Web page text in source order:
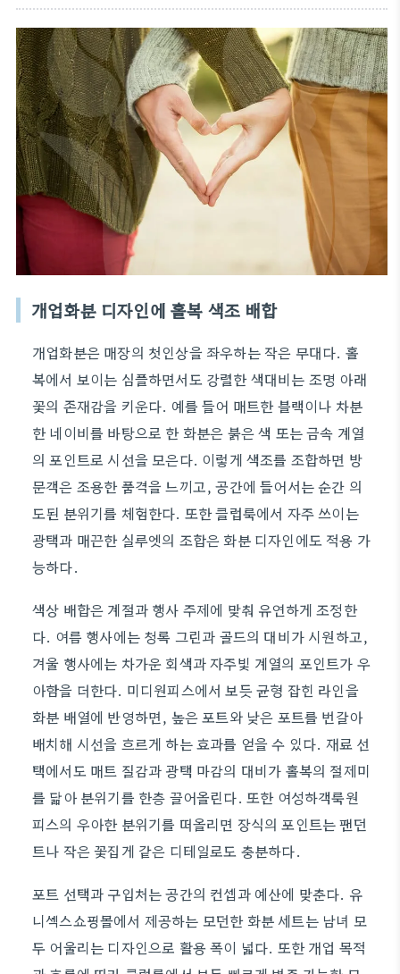
개업화분 디자인에 홀복 색조 배합
개업화분은 매장의 첫인상을 좌우하는 작은 무대다. 홀
복에서 보이는 심플하면서도 강렬한 색대비는 조명 아래
꽃의 존재감을 키운다. 예를 들어 매트한 블랙이나 차분
한 네이비를 바탕으로 한 화분은 붉은 색 또는 금속 계열
의 포인트로 시선을 모은다. 이렇게 색조를 조합하면 방
문객은 조용한 품격을 느끼고, 공간에 들어서는 순간 의
도된 분위기를 체험한다. 또한 클럽룩에서 자주 쓰이는
광택과 매끈한 실루엣의 조합은 화분 디자인에도 적용 가
능하다.
색상 배합은 계절과 행사 주제에 맞춰 유연하게 조정한
다. 여름 행사에는 청록 그린과 골드의 대비가 시원하고,
겨울 행사에는 차가운 회색과 자주빛 계열의 포인트가 우
아함을 더한다. 미디원피스에서 보듯 균형 잡힌 라인을
화분 배열에 반영하면, 높은 포트와 낮은 포트를 번갈아
배치해 시선을 흐르게 하는 효과를 얻을 수 있다. 재료 선
택에서도 매트 질감과 광택 마감의 대비가 홀복의 절제미
를 닮아 분위기를 한층 끌어올린다. 또한 여성하객룩원
피스의 우아한 분위기를 떠올리면 장식의 포인트는 팬던
트나 작은 꽃집게 같은 디테일로도 충분하다.
포트 선택과 구입처는 공간의 컨셉과 예산에 맞춘다. 유
니섹스쇼핑몰에서 제공하는 모던한 화분 세트는 남녀 모
두 어울리는 디자인으로 활용 폭이 넓다. 또한 개업 목적